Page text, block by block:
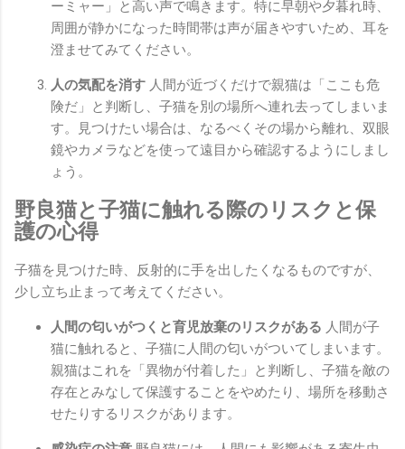
ーミャー」と高い声で鳴きます。特に早朝や夕暮れ時、
周囲が静かになった時間帯は声が届きやすいため、耳を
澄ませてみてください。
人の気配を消す 人間が近づくだけで親猫は「ここも危
険だ」と判断し、子猫を別の場所へ連れ去ってしまいま
す。見つけたい場合は、なるべくその場から離れ、双眼
鏡やカメラなどを使って遠目から確認するようにしまし
ょう。
野良猫と子猫に触れる際のリスクと保
護の心得
子猫を見つけた時、反射的に手を出したくなるものですが、
少し立ち止まって考えてください。
人間の匂いがつくと育児放棄のリスクがある 人間が子
猫に触れると、子猫に人間の匂いがついてしまいます。
親猫はこれを「異物が付着した」と判断し、子猫を敵の
存在とみなして保護することをやめたり、場所を移動さ
せたりするリスクがあります。